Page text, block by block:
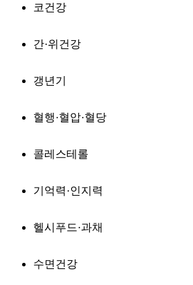
코건강
간·위건강
갱년기
혈행·혈압·혈당
콜레스테롤
기억력·인지력
헬시푸드·과채
수면건강